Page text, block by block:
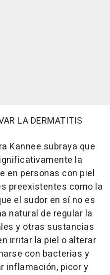
LA DERMATITIS
Kannee subraya que
la
en personas con piel
preexistentes como la
el sudor en sí no es
natural de regular la
y otras sustancias
irritar la piel o alterar
con bacterias y
inflamación, picor y